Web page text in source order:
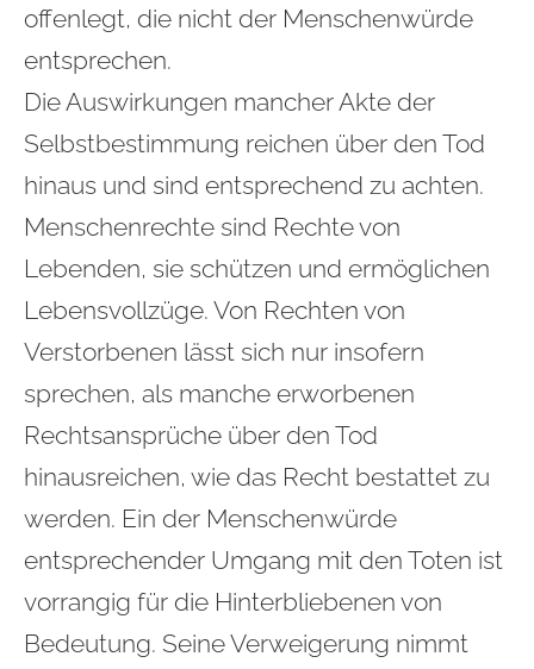
offenlegt, die nicht der Menschenwürde
entsprechen.
Die Auswirkungen mancher Akte der
Selbstbestimmung reichen über den Tod
hinaus und sind entsprechend zu achten.
Menschenrechte sind Rechte von
Lebenden, sie schützen und ermöglichen
Lebensvollzüge. Von Rechten von
Verstorbenen lässt sich nur insofern
sprechen, als manche erworbenen
Rechtsansprüche über den Tod
hinausreichen, wie das Recht bestattet zu
werden. Ein der Menschenwürde
entsprechender Umgang mit den Toten ist
vorrangig für die Hinterbliebenen von
Bedeutung. Seine Verweigerung nimmt